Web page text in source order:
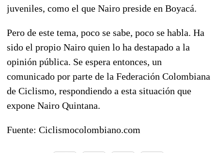
juveniles, como el que Nairo preside en Boyacá.
Pero de este tema, poco se sabe, poco se habla. Ha
sido el propio Nairo quien lo ha destapado a la
opinión pública. Se espera entonces, un
comunicado por parte de la Federación Colombiana
de Ciclismo, respondiendo a esta situación que
expone Nairo Quintana.
Fuente: Ciclismocolombiano.com